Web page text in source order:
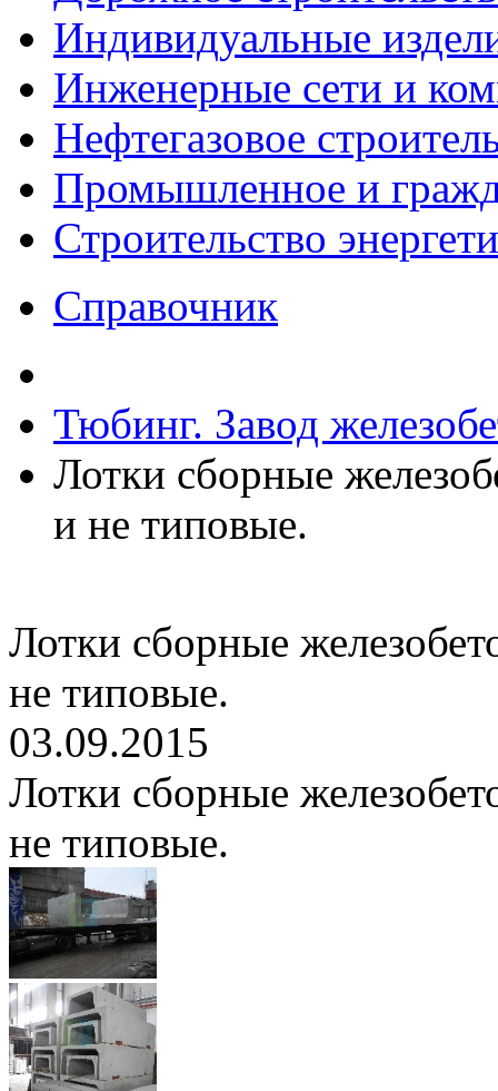
Индивидуальные
Инженерные сети и
Нефтегазовое
Промышленное и
Строительство
Справочник
Тюбинг. Завод
Лотки сборные
и не типовые.
Лотки сборные
не типовые.
03.09.2015
Лотки сборные
не типовые.